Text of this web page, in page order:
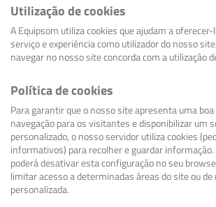
Utilização de cookies
A Equipsom utiliza cookies que ajudam a
serviço e experiência como utilizador do nosso
navegar no nosso site concorda com a utilização
Política de cookies
Para garantir que o nosso site apresenta uma
navegação para os visitantes e disponibilizar um
personalizado, o nosso servidor utiliza cookies
informativos) para recolher e guardar informação.
poderá desativar esta configuração no seu
limitar acesso a determinadas áreas do site ou
personalizada.